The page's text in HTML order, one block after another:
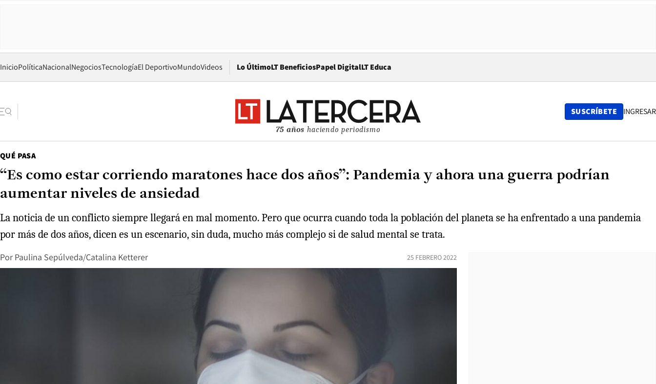
InicioPolíticaNacionalNegociosTecnologíaEl DeportivoMundoVideos Lo ÚltimoLT BeneficiosPapel DigitalOpens in new window
LT Educa
75 años haciendo periodismo
SUSCRÍBETE INGRESAR
QUÉ PASA
“Es como estar corriendo maratones hace dos años”: Pandemia y ahora una guerra podrían
aumentar niveles de ansiedad
La noticia de un conflicto siempre llegará en mal momento. Pero que ocurra cuando toda la población del planeta se ha enfrentado a una pandemia
por más de dos años, dicen es un escenario, sin duda, mucho más complejo si de salud mental se trata.
Por Paulina Sepúlveda/Catalina Ketterer 25 FEBRERO 2022